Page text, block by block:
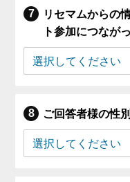
リセマムからの
ト参加につなが
ご回答者様の性